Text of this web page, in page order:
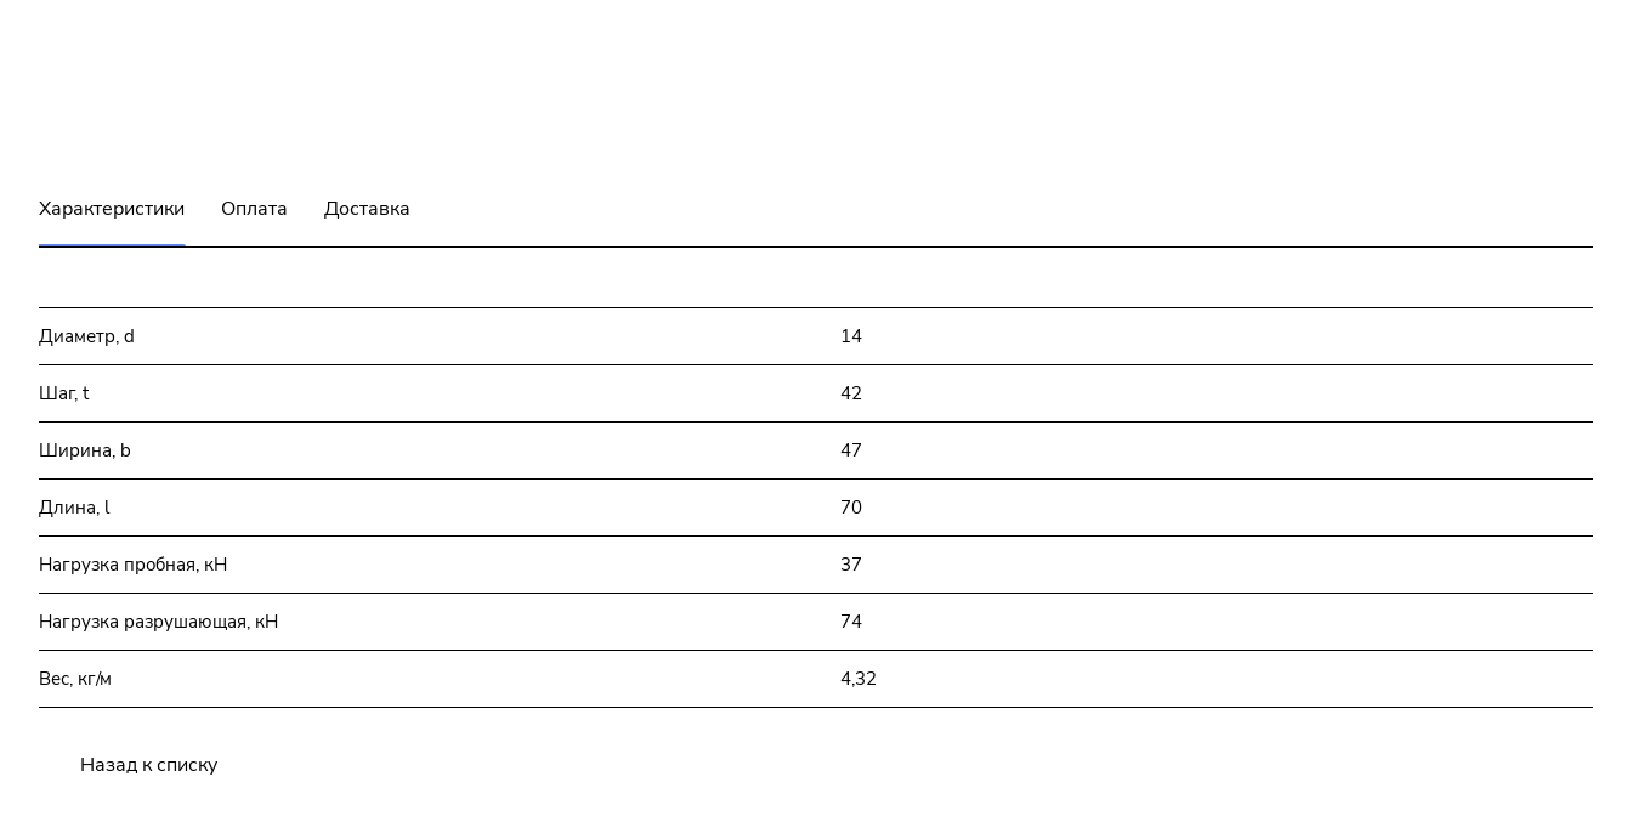
Характеристики Оплата Доставка
Диаметр, d 14
Шаг, t 42
Ширина, b 47
Длина, l 70
Нагрузка пробная, кН 37
Нагрузка разрушающая, кН 74
Вес, кг/м 4,32
Назад к списку